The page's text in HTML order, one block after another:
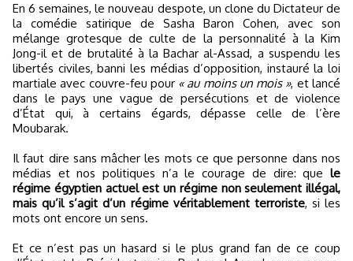
En 6 semaines, le nouveau despote, un clone du Dictateur de
la comédie satirique de Sasha Baron Cohen, avec son
mélange grotesque de culte de la personnalité à la Kim
Jong-il et de brutalité à la Bachar al-Assad, a suspendu les
libertés civiles, banni les médias d’opposition, instauré la loi
martiale avec couvre-feu pour « au moins un mois », et lancé
dans le pays une vague de persécutions et de violence
d’État qui, à certains égards, dépasse celle de l’ère
Moubarak.
Il faut dire sans mâcher les mots ce que personne dans nos
médias et nos politiques n’a le courage de dire: que le
régime égyptien actuel est un régime non seulement illégal,
mais qu’il s’agit d’un régime véritablement terroriste, si les
mots ont encore un sens.
Et ce n’est pas un hasard si le plus grand fan de ce coup